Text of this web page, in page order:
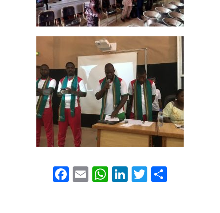
Facebook
EmailWhatsApp
LinkedIn
Twitter